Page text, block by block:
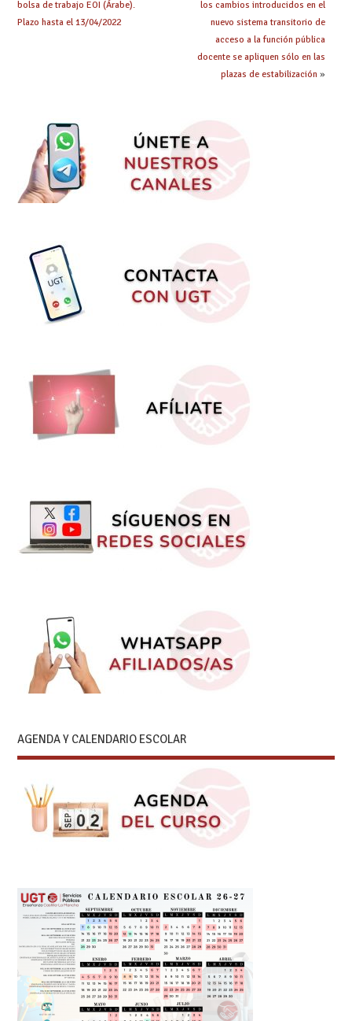
bolsa de trabajo EOI (Árabe).
Plazo hasta el 13/04/2022
los cambios introducidos en el
nuevo sistema transitorio de
acceso a la función pública
docente se apliquen sólo en las
plazas de estabilización »
AGENDA Y CALENDARIO ESCOLAR